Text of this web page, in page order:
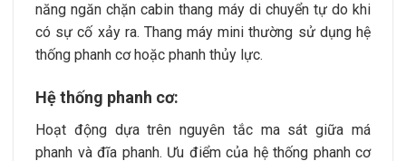
năng ngăn chặn cabin thang máy di chuyển tự do khi
có sự cố xảy ra. Thang máy mini thường sử dụng hệ
thống phanh cơ hoặc phanh thủy lực.
Hệ thống phanh cơ:
Hoạt động dựa trên nguyên tắc ma sát giữa má
phanh và đĩa phanh. Ưu điểm của hệ thống phanh cơ